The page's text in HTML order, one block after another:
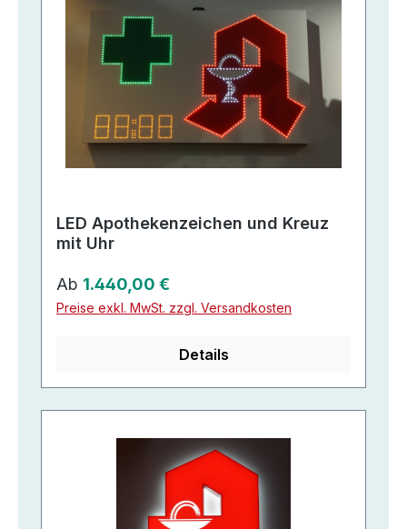
LED Apothekenzeichen und Kreuz
mit Uhr
Regulärer Preis:
Ab 1.440,00 €
Preise exkl. MwSt. zzgl. Versandkosten
Details